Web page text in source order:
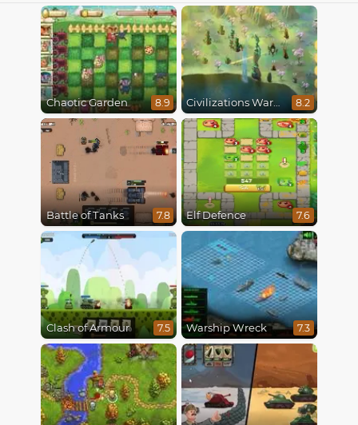
Chaotic Garden 8.9 Civilizations Wars Master Edition 8.2
Battle of Tanks 7.8 Elf Defence 7.6
Clash of Armour 7.5 Warship Wreck 7.3